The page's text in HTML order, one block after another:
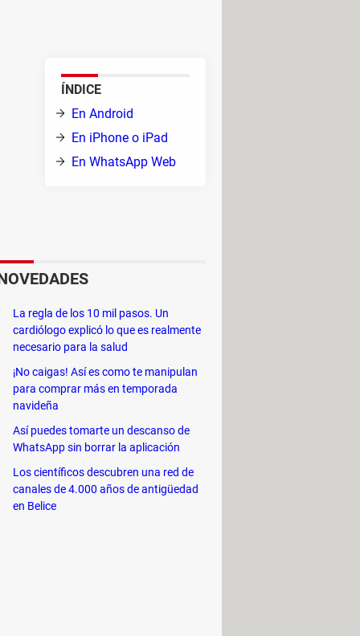
nativa, por suerte existen
ÍNDICE
En Android
En iPhone o iPad
En WhatsApp Web
Business
como
Tras descargarla, solo tienes que
Programa un mensaje
para enviarlos cuando más
.
de reuniones, etc. Tan solo
mensajes, escribir el texto y
La regla de los 10 mil pasos. Un
cardiólogo explicó lo que es realmente
necesario para la salud
¡No caigas! Así es como te manipulan
para comprar más en temporada
navideña
Así puedes tomarte un descanso de
WhatsApp sin borrar la aplicación
Los científicos descubren una red de
canales de 4.000 años de antigüedad
en Belice